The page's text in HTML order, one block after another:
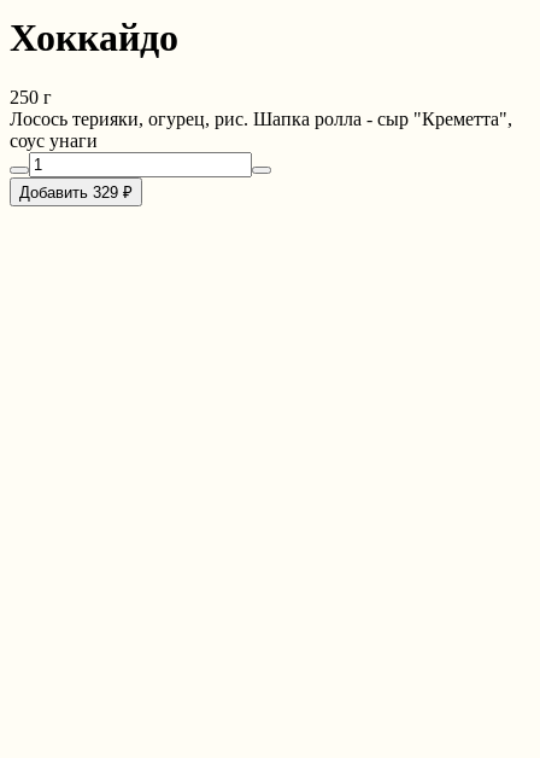
Хоккайдо
250 г
Лосось терияки, огурец, рис. Шапка ролла - сыр "Креметта",
соус унаги
Добавить 329 ₽